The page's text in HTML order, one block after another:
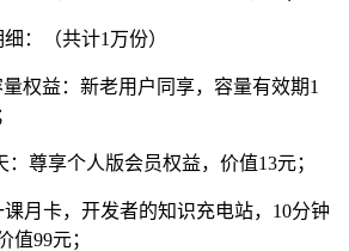
：（共计1万份）
权益：新老用户同享，容量有效期1
：尊享个人版会员权益，价值13元；
月卡，开发者的知识充电站，10分钟
值99元；